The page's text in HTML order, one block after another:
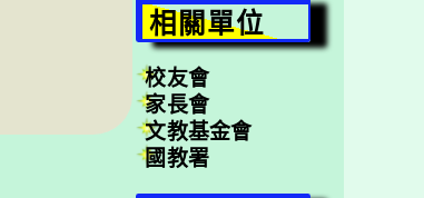
相關單位
校友會
家長會
文教基金會
國教署